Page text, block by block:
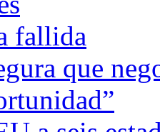
fallida
que